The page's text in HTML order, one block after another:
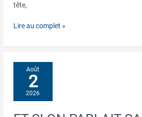
tête,
Lire au complet »
Août
2
2026